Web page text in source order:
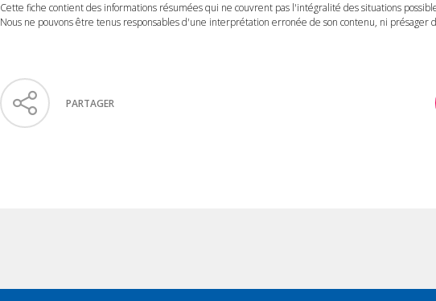
Cette fiche contient des informations résumées qui ne couvrent pas l'intégralité des situations
Nous ne pouvons être tenus responsables d'une interprétation erronée de son contenu, ni présager
PARTAGER